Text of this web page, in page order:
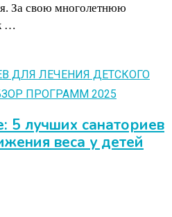
За свою многолетнюю
…
5 лучших санаториев
веса у детей